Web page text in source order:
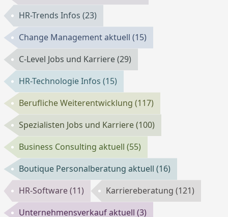
HR-Trends Infos(23)
Change Management aktuell(15)
C-Level Jobs und Karriere(29)
HR-Technologie Infos(15)
Berufliche Weiterentwicklung(117)
Spezialisten Jobs und Karriere(100)
Business Consulting aktuell(55)
Boutique Personalberatung aktuell(16)
HR-Software(11) Karriereberatung(121)
Unternehmensverkauf aktuell(3)